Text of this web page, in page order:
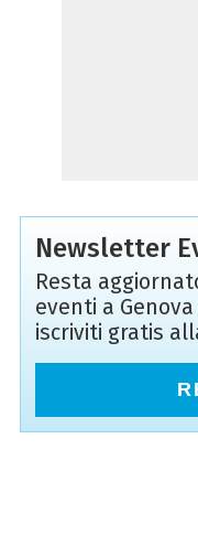
Newsletter
Resta
eventi a
iscriviti gratis